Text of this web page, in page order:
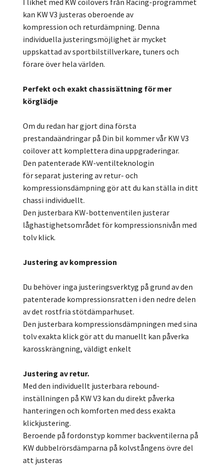
I likhet med KW coilovers från Racing-programmet
kan KW V3 justeras oberoende av
kompression och returdämpning. Denna
individuella justeringsmöjlighet är mycket
uppskattad av sportbilstillverkare, tuners och
förare över hela världen.
Perfekt och exakt chassisättning för mer
körglädje
Om du redan har gjort dina första
prestandaändringar på Din bil kommer vår KW V3
coilover att komplettera dina uppgraderingar.
Den patenterade KW-ventilteknologin
för separat justering av retur- och
kompressionsdämpning gör att du kan ställa in ditt
chassi individuellt.
Den justerbara KW-bottenventilen justerar
låghastighetsområdet för kompressionsnivån med
tolv klick.
Justering av kompression
Du behöver inga justeringsverktyg på grund av den
patenterade kompressionsratten i den nedre delen
av det rostfria stötdämparhuset.
Den justerbara kompressionsdämpningen med sina
tolv exakta klick gör att du manuellt kan påverka
karosskrängning, väldigt enkelt
Justering av retur.
Med den individuellt justerbara rebound-
inställningen på KW V3 kan du direkt påverka
hanteringen och komforten med dess exakta
klickjustering.
Beroende på fordonstyp kommer backventilerna på
KW dubbelrörsdämparna på kolvstångens övre del
att justeras